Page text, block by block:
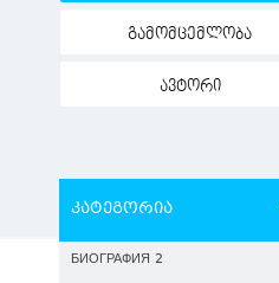
გამომცემლობა
ავტორი
კატეგორია
БИОГРАФИЯ 2